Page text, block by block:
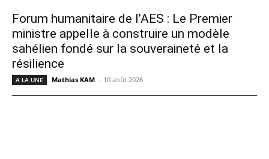
Forum humanitaire de l’AES : Le Premier
ministre appelle à construire un modèle
sahélien fondé sur la souveraineté et la
résilience
A LA UNE Mathias KAM - 10 août 2026